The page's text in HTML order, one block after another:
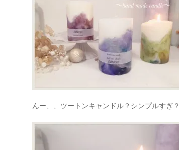
んー、、ツートンキャンドル？シンプルすぎ？